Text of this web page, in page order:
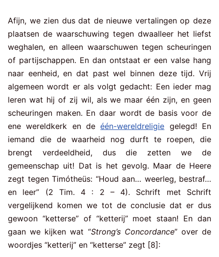
Afijn, we zien dus dat de nieuwe vertalingen op deze
plaatsen de waarschuwing tegen dwaalleer het liefst
weghalen, en alleen waarschuwen tegen scheuringen
of partijschappen. En dan ontstaat er een valse hang
naar eenheid, en dat past wel binnen deze tijd. Vrij
algemeen wordt er als volgt gedacht: Een ieder mag
leren wat hij of zij wil, als we maar één zijn, en geen
scheuringen maken. En daar wordt de basis voor de
ene wereldkerk en deéén-wereldreligie gelegd! En
iemand die de waarheid nog durft te roepen, die
brengt verdeeldheid, dus die zetten we de
gemeenschap uit! Dat is het gevolg. Maar de Heere
zegt tegen Timótheüs: “Houd aan… weerleg, bestraf…
en leer” (2 Tim. 4 : 2 – 4). Schrift met Schrift
vergelijkend komen we tot de conclusie dat er dus
gewoon “ketterse” of “ketterij” moet staan! En dan
gaan we kijken wat “Strong’s Concordance” over de
woordjes “ketterij” en “ketterse” zegt [8]: